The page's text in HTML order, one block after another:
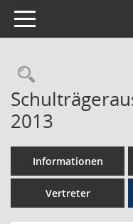
Toggle navigation
2013
Informationen
Vertreter